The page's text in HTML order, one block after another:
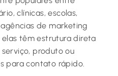
clínicas, escolas,
de marketing
têm estrutura direta
produto ou
para contato rápido.